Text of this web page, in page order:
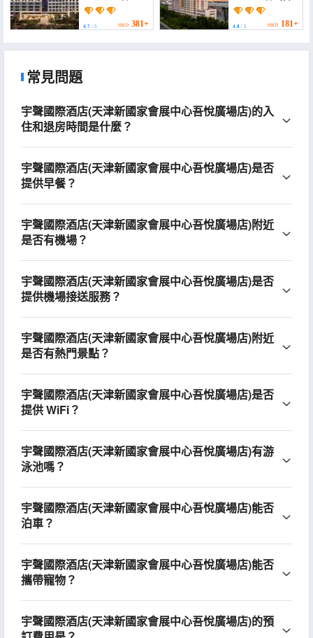
Jinnan New Town New
National Convention
and Exhibition Center)
4.7 / 5 HKD 381+
Hotel)
4.8/ 5 HKD 181+
常見問題
宇聲國際酒店(天津新國家會展中心吾悅廣場店)的入
住和退房時間是什麼？
宇聲國際酒店(天津新國家會展中心吾悅廣場店)是否
提供早餐？
宇聲國際酒店(天津新國家會展中心吾悅廣場店)附近
是否有機場？
宇聲國際酒店(天津新國家會展中心吾悅廣場店)是否
提供機場接送服務？
宇聲國際酒店(天津新國家會展中心吾悅廣場店)附近
是否有熱門景點？
宇聲國際酒店(天津新國家會展中心吾悅廣場店)是否
提供 WiFi？
宇聲國際酒店(天津新國家會展中心吾悅廣場店)有游
泳池嗎？
宇聲國際酒店(天津新國家會展中心吾悅廣場店)能否
泊車？
宇聲國際酒店(天津新國家會展中心吾悅廣場店)能否
攜帶寵物？
宇聲國際酒店(天津新國家會展中心吾悅廣場店)的預